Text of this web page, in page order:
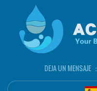
DEJA UN MENSAJE ：